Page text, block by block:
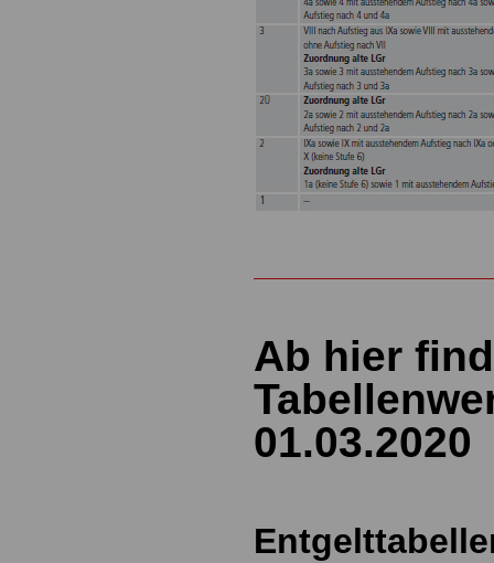
Ab hier
01.03.2020